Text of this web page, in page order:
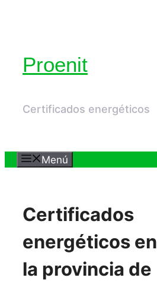
Proenit
Certificados energéticos
Menú
Certificados
energéticos en
la provincia de